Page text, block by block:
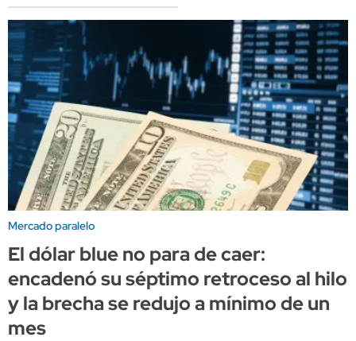
Mercado paralelo
El dólar blue no para de caer:
encadenó su séptimo retroceso al hilo
y la brecha se redujo a mínimo de un
mes